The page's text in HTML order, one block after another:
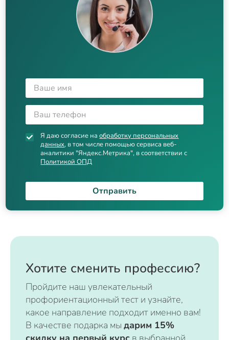
Я даю согласие наобработку персональных
данных, в том числе помощью сервиса веб-
аналитики "Яндекс.Метрика", в соответствии с
Политикой ОПД
Отправить
Хотите сменить профессию?
Пройдите наш увлекательный
профориентационный тест и узнайте,
какое направление подходит именно вам!
В качестве подарка мы дарим 15%